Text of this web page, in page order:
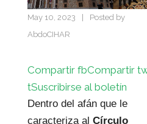
May 10, 2023
Posted by
AbdoCIHAR
Compartir fbCompartir
tSuscribirse al boletín
Dentro del afán que le
caracteriza al Círculo